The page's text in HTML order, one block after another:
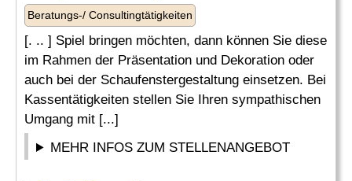
Beratungs-/ Consultingtätigkeiten
[. .. ] Spiel bringen möchten, dann können Sie diese
im Rahmen der Präsentation und Dekoration oder
auch bei der Schaufenstergestaltung einsetzen. Bei
Kassentätigkeiten stellen Sie Ihren sympathischen
Umgang mit [...]
MEHR INFOS ZUM STELLENANGEBOT